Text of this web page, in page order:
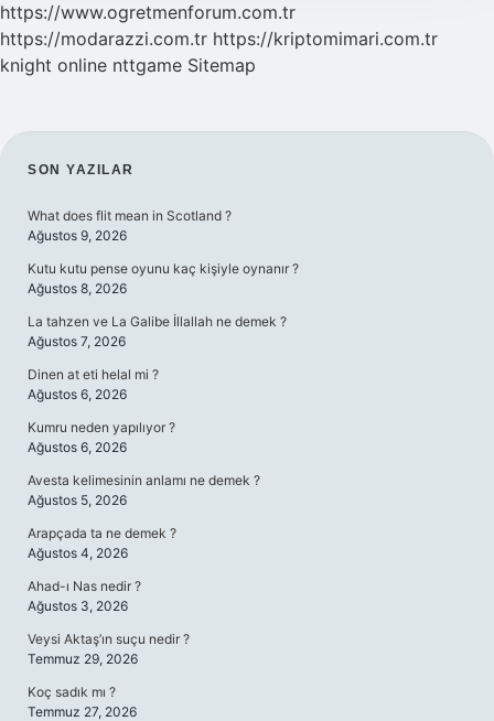
https://www.ogretmenforum.com.tr
https://modarazzi.com.tr https://kriptomimari.com.tr
knight online nttgame Sitemap
SIDEBAR
SON YAZILAR
What does flit mean in Scotland ?
Ağustos 9, 2026
Kutu kutu pense oyunu kaç kişiyle oynanır ?
Ağustos 8, 2026
La tahzen ve La Galibe İllallah ne demek ?
Ağustos 7, 2026
Dinen at eti helal mi ?
Ağustos 6, 2026
Kumru neden yapılıyor ?
Ağustos 6, 2026
Avesta kelimesinin anlamı ne demek ?
Ağustos 5, 2026
Arapçada ta ne demek ?
Ağustos 4, 2026
Ahad-ı Nas nedir ?
Ağustos 3, 2026
Veysi Aktaş’ın suçu nedir ?
Temmuz 29, 2026
Koç sadık mı ?
Temmuz 27, 2026